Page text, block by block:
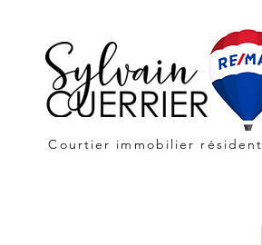
Courtier immobilier